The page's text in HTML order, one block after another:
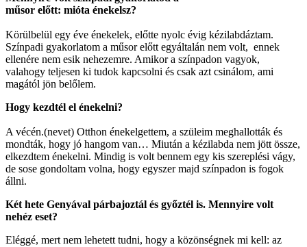
műsor előtt: mióta énekelsz?
Körülbelül egy éve énekelek, előtte nyolc évig kézilabdáztam.
Színpadi gyakorlatom a műsor előtt egyáltalán nem volt, ennek
ellenére nem esik nehezemre. Amikor a színpadon vagyok,
valahogy teljesen ki tudok kapcsolni és csak azt csinálom, ami
magától jön belőlem.
Hogy kezdtél el énekelni?
A vécén.(nevet) Otthon énekelgettem, a szüleim meghallották és
mondták, hogy jó hangom van… Miután a kézilabda nem jött össze,
elkezdtem énekelni. Mindig is volt bennem egy kis szereplési vágy,
de sose gondoltam volna, hogy egyszer majd színpadon is fogok
állni.
Két hete Genyával párbajoztál és győztél is. Mennyire volt
nehéz eset?
Eléggé, mert nem lehetett tudni, hogy a közönségnek mi kell: az